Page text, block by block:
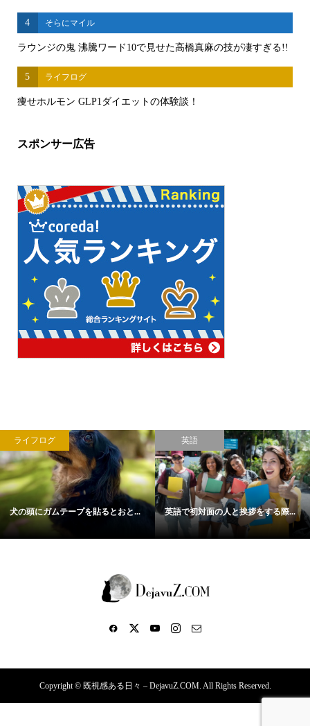
4 そらにマイル
ラウンジの鬼 沸騰ワード10で見せた高橋真麻の技が凄すぎる!!
5 ライフログ
痩せホルモン GLP1ダイエットの体験談！
スポンサー広告
ライフログ
犬の頭にガムテープを貼るとおと...
英語
英語で初対面の人と挨拶をする際...
Copyright ©既視感ある日々 – DejavuZ.COM. All Rights Reserved.